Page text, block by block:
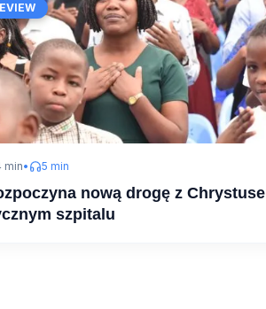
min• 5 min
nową drogę z
szpitalu